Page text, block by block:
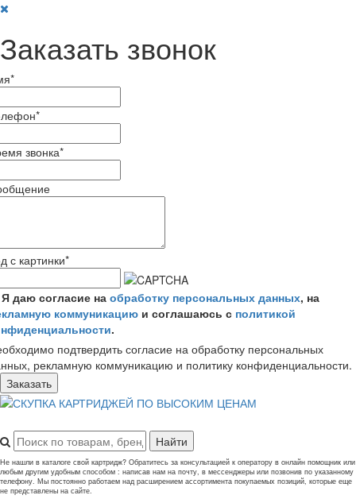
Заказать звонок
*
*
звонка*
с картинки*
Я даю согласие на обработку персональных данных, на
коммуникацию и соглашаюсь с политикой
.
подтвердить согласие на обработку персональных
рекламную коммуникацию и политику конфиденциальности.
Заказать
Не нашли в каталоге свой картридж? Обратитесь за консультацией к оператору в онлайн помощник или
любым другим удобным способом : написав нам на почту, в мессенджеры или позвонив по указанному
телефону. Мы постоянно работаем над расширением ассортимента покупаемых позиций, которые еще
не представлены на сайте.